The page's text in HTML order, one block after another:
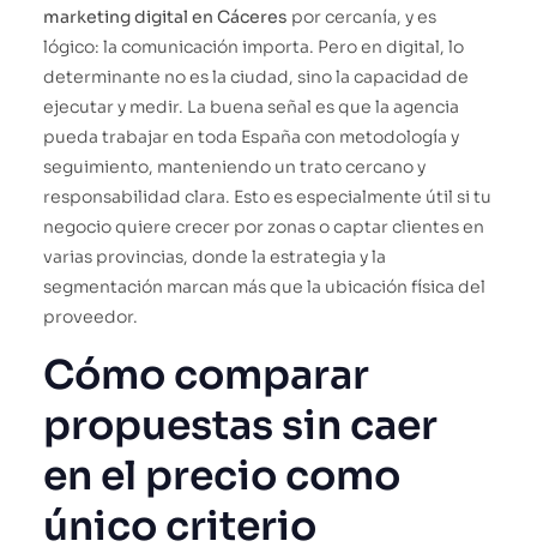
marketing digital en Cáceres por cercanía, y es
lógico: la comunicación importa. Pero en digital, lo
determinante no es la ciudad, sino la capacidad de
ejecutar y medir. La buena señal es que la agencia
pueda trabajar en toda España con metodología y
seguimiento, manteniendo un trato cercano y
responsabilidad clara. Esto es especialmente útil si tu
negocio quiere crecer por zonas o captar clientes en
varias provincias, donde la estrategia y la
segmentación marcan más que la ubicación física del
proveedor.
Cómo comparar
propuestas sin caer
en el precio como
único criterio